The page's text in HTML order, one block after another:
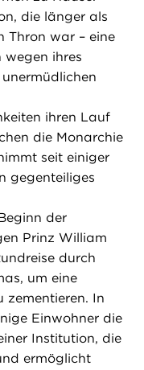
die länger als
Thron war – eine
wegen ihres
ihren Lauf
die Monarchie
seit einiger
gegenteiliges
der
Prinz William
durch
um eine
zementieren. In
Einwohner die
Institution, die
ermöglicht